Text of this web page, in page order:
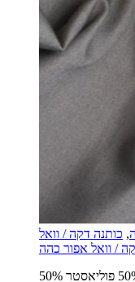
, כותנה דקה / וואל